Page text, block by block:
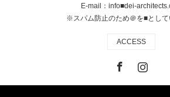
いた！そんな感動を建物で表
E-mail：info■dei-
※スパム防止のため＠を■として
ACCESS